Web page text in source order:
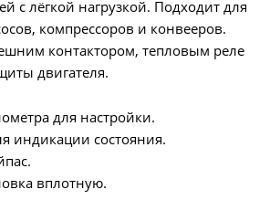
с лёгкой нагрузкой. Подходит для
компрессоров и конвееров.
контактором, тепловым реле
двигателя.
для настройки.
индикации состояния.
вплотную.